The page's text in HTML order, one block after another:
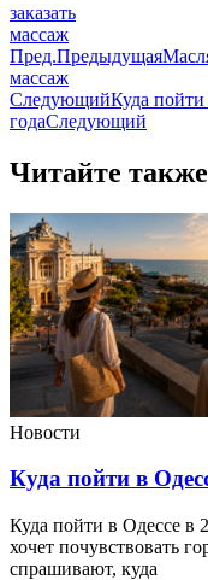
заказать
массаж
Пред.Предыдущая
массаж
СледующийКуда
годаСледующий
Читайте также
Новости
Куда пойти в
Куда пойти в Одессе в
хочет почувствовать
спрашивают, куда